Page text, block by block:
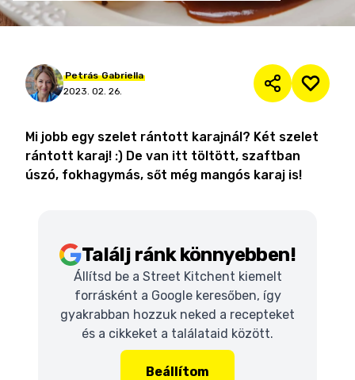
Petrás Gabriella
2023. 02. 26.
Mi jobb egy szelet rántott karajnál? Két szelet
rántott karaj! :) De van itt töltött, szaftban
úszó, fokhagymás, sőt még mangós karaj is!
Találj ránk könnyebben!
Állítsd be a Street Kitchent kiemelt
forrásként a Google keresőben, így
gyakrabban hozzuk neked a recepteket
és a cikkeket a találataid között.
Beállítom